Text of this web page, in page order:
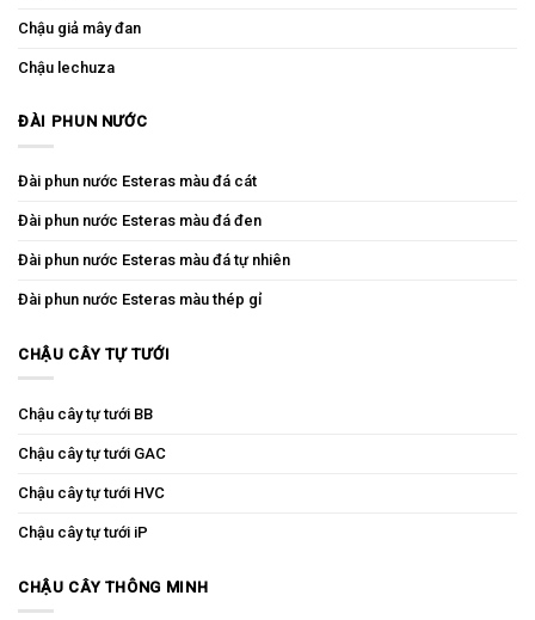
Chậu giả mây đan
Chậu lechuza
ĐÀI PHUN NƯỚC
Đài phun nước Esteras màu đá cát
Đài phun nước Esteras màu đá đen
Đài phun nước Esteras màu đá tự nhiên
Đài phun nước Esteras màu thép gỉ
CHẬU CÂY TỰ TƯỚI
Chậu cây tự tưới BB
Chậu cây tự tưới GAC
Chậu cây tự tưới HVC
Chậu cây tự tưới iP
CHẬU CÂY THÔNG MINH